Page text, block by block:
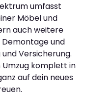
umfasst
Möbel und
auch weitere
und
Versicherung.
Umzug komplett in
auf dein neues